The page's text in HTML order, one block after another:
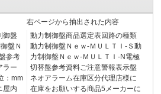
御盤
盤Ｎ
参考
ラー
：mm
屋内
右ページから抽出された内容
動力制御盤商品選定表回路の種類
動力制御盤Ｎｅｗ-ＭＵＬＴＩ-Ｓ動
力制御盤Ｎｅｗ-ＭＵＬＴＩ-N電極
切替盤参考資料ご注意警報表示盤
ネオアラーム在庫区分代理店様に
在庫をお願いする商品5メーカーに